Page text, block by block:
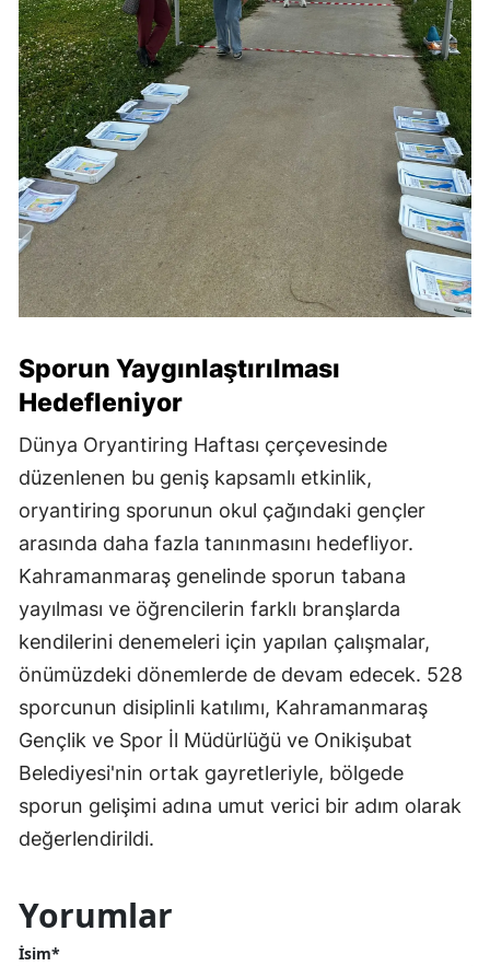
Sporun Yaygınlaştırılması
Hedefleniyor
Dünya Oryantiring Haftası çerçevesinde
düzenlenen bu geniş kapsamlı etkinlik,
oryantiring sporunun okul çağındaki gençler
arasında daha fazla tanınmasını hedefliyor.
Kahramanmaraş genelinde sporun tabana
yayılması ve öğrencilerin farklı branşlarda
kendilerini denemeleri için yapılan çalışmalar,
önümüzdeki dönemlerde de devam edecek. 528
sporcunun disiplinli katılımı, Kahramanmaraş
Gençlik ve Spor İl Müdürlüğü ve Onikişubat
Belediyesi'nin ortak gayretleriyle, bölgede
sporun gelişimi adına umut verici bir adım olarak
değerlendirildi.
Yorumlar
İsim*